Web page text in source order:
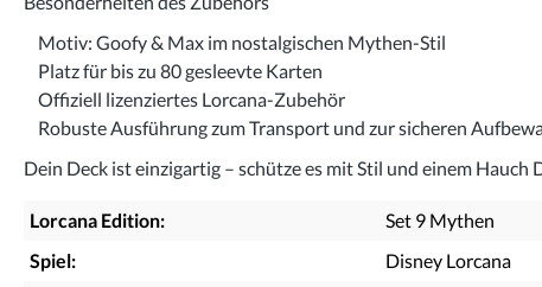
Motiv: Goofy & Max im nostalgischen Mythen-Stil
Platz für bis zu 80 gesleevte Karten
Offiziell lizenziertes Lorcana-Zubehör
Robuste Ausführung zum Transport und zur sicheren
Dein Deck ist einzigartig – schütze es mit Stil und einem Hauch
Lorcana Edition:
Set 9 Mythen
Spiel:
Disney Lorcana